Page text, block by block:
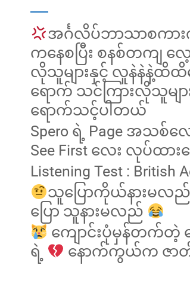
အင်္ဂလိပ်ဘာသာစကာ
ကနေစပြီး စနစ်တကျ
လိုသူများနှင့် လူနဲနဲနဲ့ထိထိ
ရောက် သင်ကြားလိုသူမျ
ရောက်သင့်ပါတယ်
Spero ရဲ့ Page အသစ်လ
See First လေး လုပ်ထားပ
Listening Test : British
သူပြောကိုယ်နားမလည်
ပြော သူနားမလည်
ကျောင်းပုံမှန်တက်တဲ့
ရဲ့
နောက်ကွယ်က ဇာ